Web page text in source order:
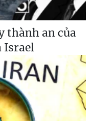
thành an của
Israel